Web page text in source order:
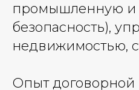
промышленную и
безопасность),
недвижимостью,
Опыт договорной